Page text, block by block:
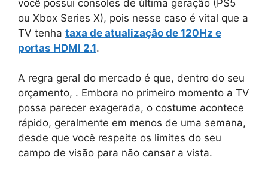
você possui consoles de última geração (PS5
ou Xbox Series X), pois nesse caso é vital que a
TV tenha taxa de atualização de 120Hz e
portas HDMI 2.1.
A regra geral do mercado é que, dentro do seu
orçamento, . Embora no primeiro momento a TV
possa parecer exagerada, o costume acontece
rápido, geralmente em menos de uma semana,
desde que você respeite os limites do seu
campo de visão para não cansar a vista.